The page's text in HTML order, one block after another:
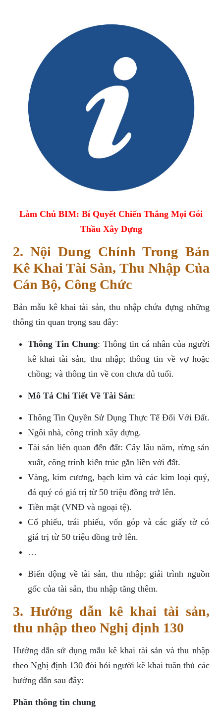
Làm Chủ BIM: Bí Quyết Chiến Thắng Mọi Gói
Thầu Xây Dựng
2. Nội Dung Chính Trong Bản
Kê Khai Tài Sản, Thu Nhập Của
Cán Bộ, Công Chức
Bản mẫu kê khai tài sản, thu nhập chứa đựng những
thông tin quan trọng sau đây:
Thông Tin Chung: Thông tin cá nhân của người
kê khai tài sản, thu nhập; thông tin về vợ hoặc
chồng; và thông tin về con chưa đủ tuổi.
Mô Tả Chi Tiết Về Tài Sản:
Thông Tin Quyền Sử Dụng Thực Tế Đối Với Đất.
Ngôi nhà, công trình xây dựng.
Tài sản liên quan đến đất: Cây lâu năm, rừng sản
xuất, công trình kiến trúc gắn liền với đất.
Vàng, kim cương, bạch kim và các kim loại quý,
đá quý có giá trị từ 50 triệu đồng trở lên.
Tiền mặt (VNĐ và ngoại tệ).
Cổ phiếu, trái phiếu, vốn góp và các giấy tờ có
giá trị từ 50 triệu đồng trở lên.
…
Biến động về tài sản, thu nhập; giải trình nguồn
gốc của tài sản, thu nhập tăng thêm.
3. Hướng dẫn kê khai tài sản,
thu nhập theo Nghị định 130
Hướng dẫn sử dụng mẫu kê khai tài sản và thu nhập
theo Nghị định 130 đòi hỏi người kê khai tuân thủ các
hướng dẫn sau đây:
Phần thông tin chung